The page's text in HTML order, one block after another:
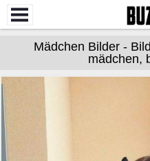
Mädchen Bilder -
mädchen,